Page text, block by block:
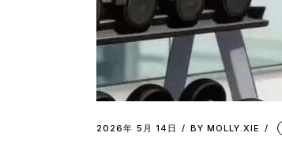
2026年 5月 14日 BY MOLLY.XIE